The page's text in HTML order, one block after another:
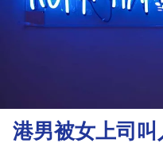
投
資
理
財
港男被女上司